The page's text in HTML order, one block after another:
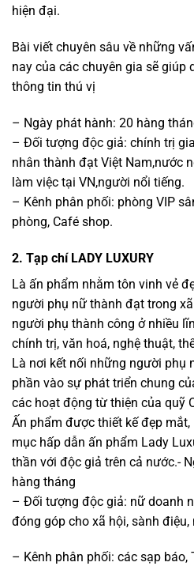
hiện đại.
Bài viết chuyên sâu về những
nay của các chuyên gia sẽ giúp
thông tin thú vị
– Ngày phát hành: 20 hàng
– Đối tượng độc giả: chính trị
nhân thành đạt Việt Nam,nước
làm việc tại VN,người nổi tiếng.
– Kênh phân phối: phòng VIP
phòng, Café shop.
2. Tạp chí LADY LUXURY
Là ấn phẩm nhằm tôn vinh vẻ
người phụ nữ thành đạt trong
người phụ thành công ở nhiều
chính trị, văn hoá, nghệ thuật,
Là nơi kết nối những người phụ
phần vào sự phát triển chung
các hoạt động từ thiện của quỹ
Ấn phẩm được thiết kế đẹp
mục hấp dẫn ấn phẩm Lady
thần với độc giả trên cả nước.-
hàng tháng
– Đối tượng độc giả: nữ doanh
đóng góp cho xã hội, sành
– Kênh phân phối: các sạp báo,